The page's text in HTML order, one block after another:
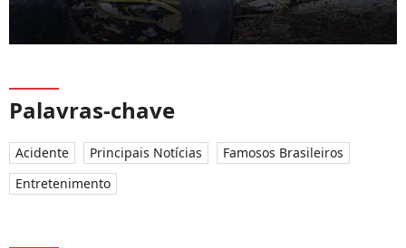
Palavras-chave
Acidente Principais Notícias
Famosos Brasileiros
Entretenimento